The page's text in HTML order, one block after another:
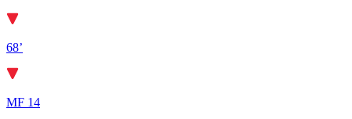
68’
MF 14